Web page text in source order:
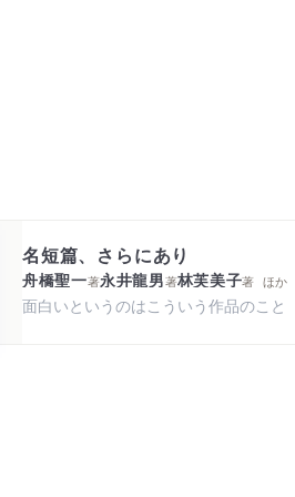
名短篇、さらにあり
舟橋聖一著永井龍男著林芙美子著 ほか
面白いというのはこういう作品のこと